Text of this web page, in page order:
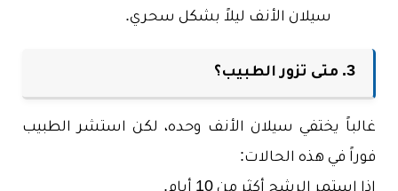
سيلان الأنف ليلاً بشكل سحري.
3. متى تزور الطبيب؟
غالباً يختفي سيلان الأنف وحده، لكن استشر الطبيب
فوراً في هذه الحالات: